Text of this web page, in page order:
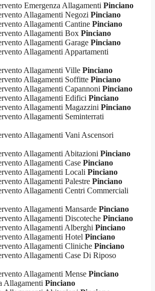
Emergenza Allagamenti Pinciano
Allagamenti Negozi Pinciano
Allagamenti Cantine Pinciano
Allagamenti Box Pinciano
Allagamenti Garage Pinciano
Allagamenti Appartamenti
Allagamenti Ville Pinciano
Allagamenti Soffitte Pinciano
Allagamenti Capannoni Pinciano
Allagamenti Edifici Pinciano
Allagamenti Magazzini Pinciano
Allagamenti Seminterrati
Allagamenti Vani Ascensori
Allagamenti Abitazioni Pinciano
Allagamenti Case Pinciano
Allagamenti Locali Pinciano
Allagamenti Palestre Pinciano
Allagamenti Centri Commerciali
Allagamenti Mansarde Pinciano
Allagamenti Discoteche Pinciano
Allagamenti Alberghi Pinciano
Allagamenti Hotel Pinciano
Allagamenti Cliniche Pinciano
Allagamenti Case Di Riposo
Allagamenti Mense Pinciano
Allagamenti Pinciano